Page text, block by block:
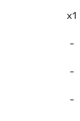
x1
-
-
-